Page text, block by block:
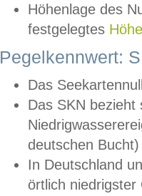
Höhenlage des
festgelegtes
Pegelkennwert:
Das
Das SKN
deutschen
In Deutschland
örtlich